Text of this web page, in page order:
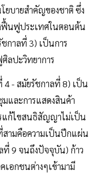
บายสำคัญของชาติ ซึ่ง
ฟื้นฟูประเทศในตอนต้น
กาลที่ 3) เป็นการ
ลปะวิทยาการ
4 - สมัยรัชกาลที่ 8) เป็น
และการแสดงสินค้า
แก้ไขสนธิสัญญาไม่เป็น
สามคือความเป็นปึกแผ่น
ที่ 9 จนถึงปัจจุบัน) ก้าว
เอกชนต่างๆเข้ามามี